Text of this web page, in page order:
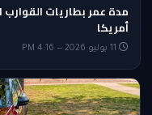
مدة عمر بطاريات القوارب
أمريكا